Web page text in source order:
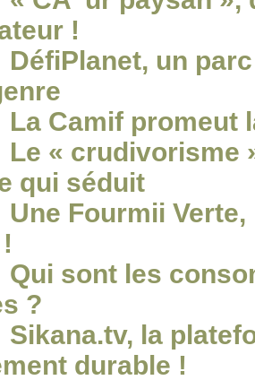
!
DéfiPlanet, un
La Camif promeut
Le « crudivorisme
qui séduit
Une Fourmii
Qui sont les
?
Sikana.tv, la
durable !